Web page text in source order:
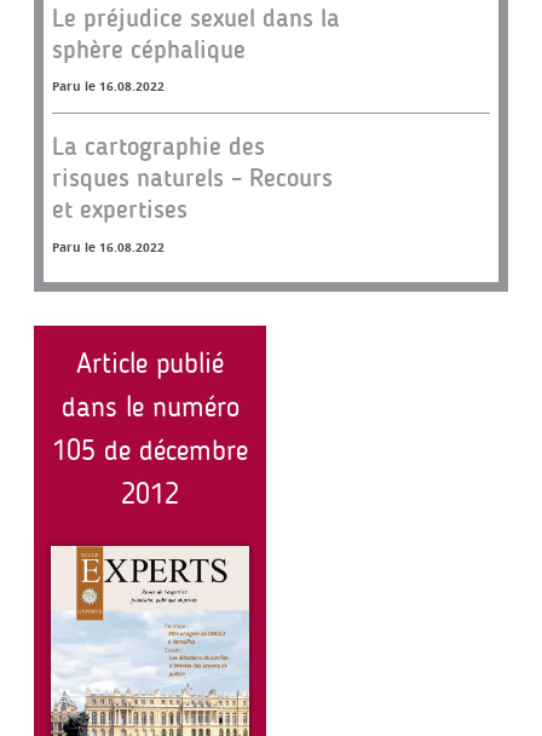
Le préjudice sexuel dans la
sphère céphalique
Paru le 16.08.2022
La cartographie des
risques naturels – Recours
et expertises
Paru le 16.08.2022
Article publié
dans le numéro
105 de décembre
2012